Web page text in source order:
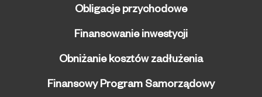
Obligacje przychodowe
Finansowanie inwestycji
Obniżanie kosztów zadłużenia
Finansowy Program Samorządowy